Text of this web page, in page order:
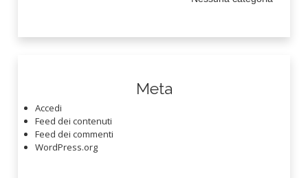
Meta
Accedi
Feed dei contenuti
Feed dei commenti
WordPress.org